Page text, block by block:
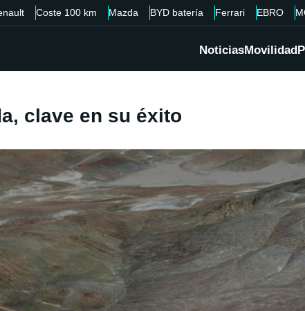
Coste 100 km Mazda BYD batería Ferrari EBRO
NoticiasMovilidad
clave en su éxito